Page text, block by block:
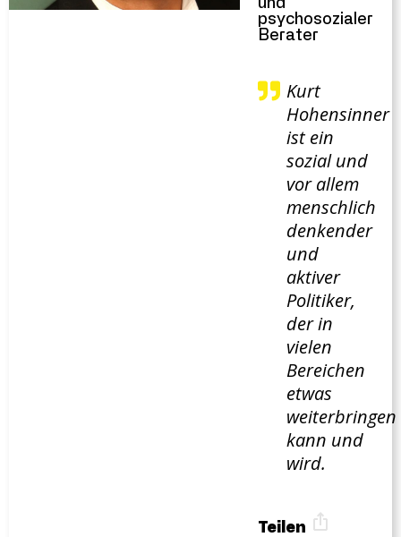
und
psychosozialer
Berater
Kurt
Hohensinner
ist ein
sozial und
vor allem
menschlich
denkender
und
aktiver
Politiker,
der in
vielen
Bereichen
etwas
weiterbringen
kann und
wird.
Teilen